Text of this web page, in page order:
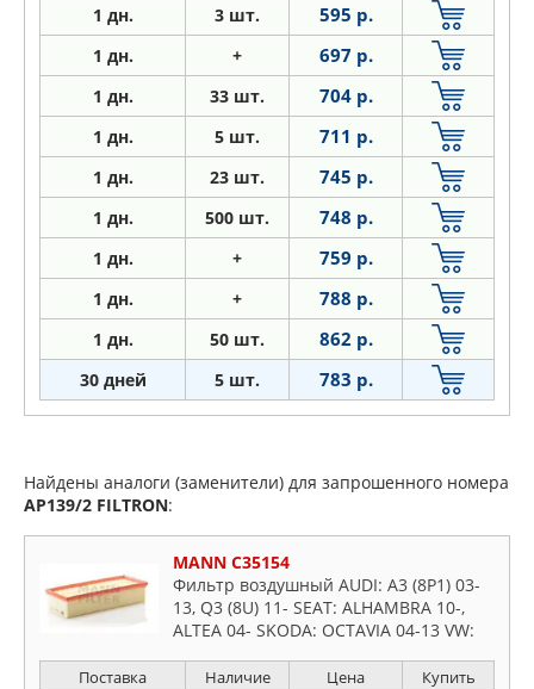
1 дн. 3 шт. 595 р.
1 дн. + 697 р.
1 дн. 33 шт. 704 р.
1 дн. 5 шт. 711 р.
1 дн. 23 шт. 745 р.
1 дн. 500 шт. 748 р.
1 дн. + 759 р.
1 дн. + 788 р.
1 дн. 50 шт. 862 р.
30 дней 5 шт. 783 р.
Найдены аналоги (заменители) для запрошенного номера
AP139/2 FILTRON:
MANN C35154
Фильтр воздушный AUDI: A3 (8P1) 03-
13, Q3 (8U) 11- SEAT: ALHAMBRA 10-,
ALTEA 04- SKODA: OCTAVIA 04-13 VW:
05-, PASSAT 05-
Поставка Наличие Цена Купить